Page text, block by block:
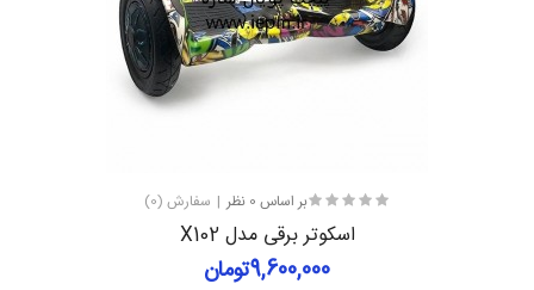
بر اساس 0 نظر سفارش (0)
اسکوتر برقی مدل X102
9,600,000تومان